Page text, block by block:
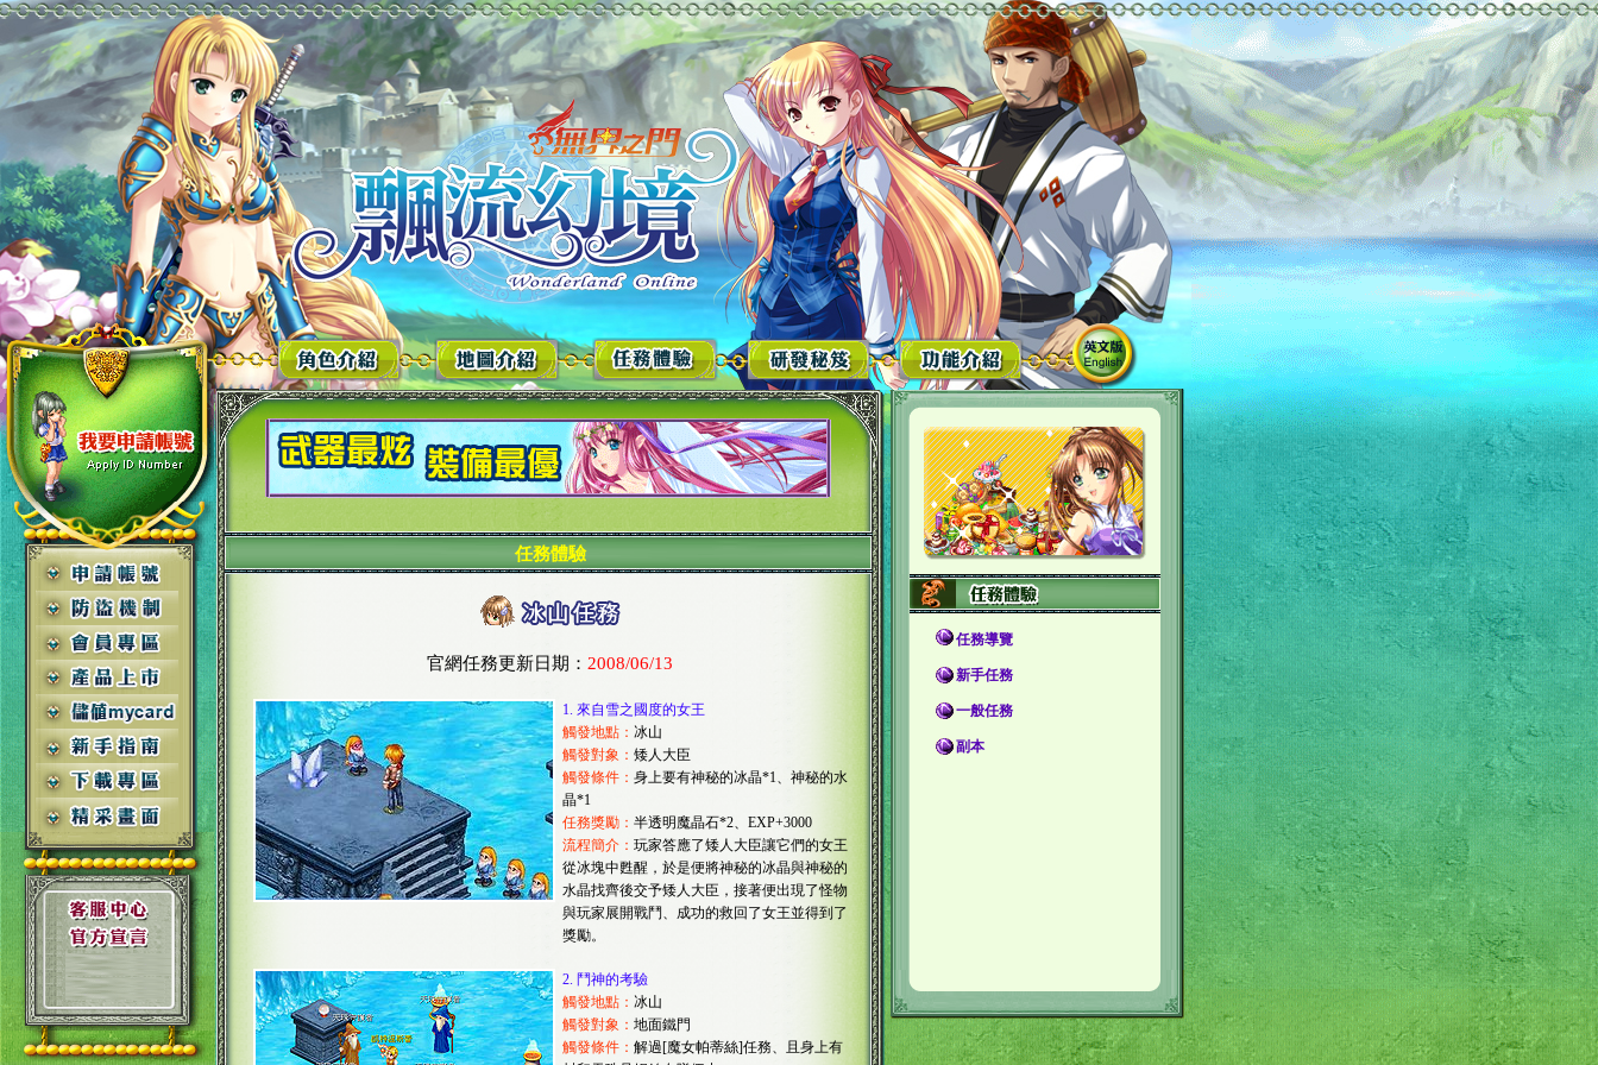
任務體驗
官網任務更新日期： 2008/06/13
1. 來自雪之國度的女王
觸發地點： 冰山
觸發對象： 矮人大臣
觸發條件： 身上要有神秘的冰晶*1、神秘的水
晶*1
任務獎勵： 半透明魔晶石*2、EXP+3000
流程簡介： 玩家答應了矮人大臣讓它們的女王
從冰塊中甦醒，於是便將神秘的冰晶與神秘的
水晶找齊後交予矮人大臣，接著便出現了怪物
與玩家展開戰鬥、成功的救回了女王並得到了
獎勵。
2. 鬥神的考驗
觸發地點： 冰山
觸發對象： 地面鐵門
觸發條件： 解過[魔女帕蒂絲]任務、且身上有
任務導覽
新手任務
一般任務
副本